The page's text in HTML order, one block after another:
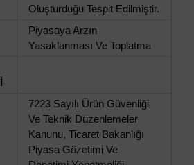
Oluşturduğu Tespit Edilmiştir.
Piyasaya Arzın
Yasaklanması Ve Toplatma
7223 Sayılı Ürün Güvenliği
Ve Teknik Düzenlemeler
Kanunu, Ticaret Bakanlığı
Piyasa Gözetimi Ve